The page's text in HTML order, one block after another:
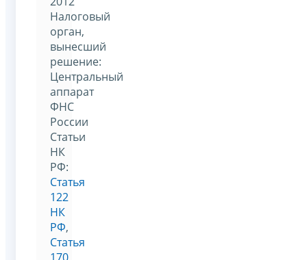
Налоговый
орган,
вынесший
решение:
Центральный
аппарат
ФНС
России
Статьи
НК
РФ:
Статья
122
НК
РФ,
Статья
170